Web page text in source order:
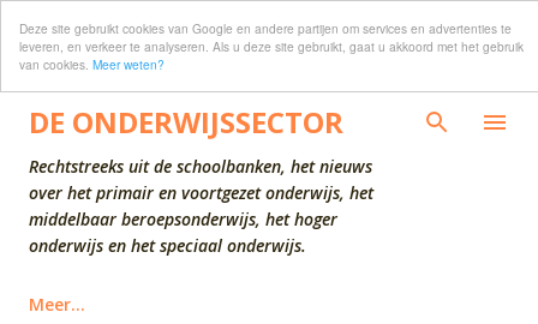
Deze site gebruikt cookies van Google en andere partijen om services en advertenties te
leveren, en verkeer te analyseren. Als u deze site gebruikt, gaat u akkoord met het gebruik
van cookies. Meer weten?
Doorgaan naar hoofdcontent
DE ONDERWIJSSECTOR
Rechtstreeks uit de schoolbanken, het nieuws
over het primair en voortgezet onderwijs, het
middelbaar beroepsonderwijs, het hoger
onderwijs en het speciaal onderwijs.
Meer…